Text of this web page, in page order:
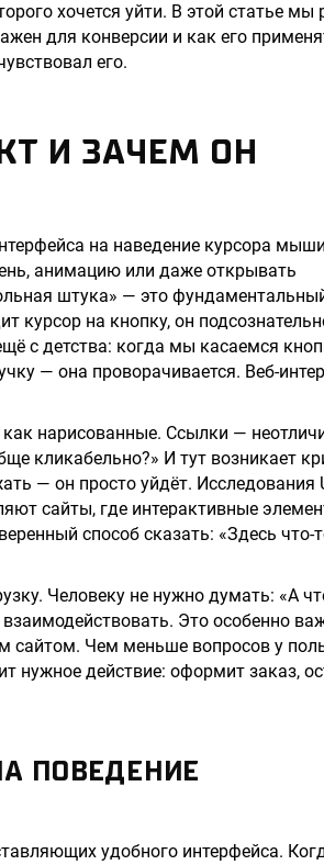
хочется уйти. В этой статье мы
для конверсии и как его
его.
И ЗАЧЕМ ОН
на наведение курсора
анимацию или даже открывать
штука» — это
курсор на кнопку, он
с детства: когда мы касаемся
— она проворачивается. Веб-
нарисованные. Ссылки —
кликабельно?» И тут возникает
— он просто уйдёт. Исследования
сайты, где интерактивные
способ сказать: «Здесь что-
Человеку не нужно думать: «А
Это особенно
сайтом. Чем меньше вопросов у
нужное действие: оформит заказ,
ПОВЕДЕНИЕ
удобного интерфейса.